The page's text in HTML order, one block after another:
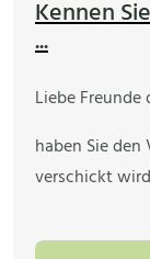
Kennen
...
Liebe Freunde
haben Sie
verschickt